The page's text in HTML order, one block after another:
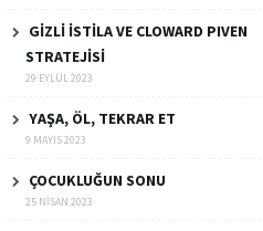
GİZLİ İSTİLA VE CLOWARD PIVEN
STRATEJİSİ
29 EYLÜL 2023
YAŞA, ÖL, TEKRAR ET
9 MAYIS 2023
ÇOCUKLUĞUN SONU
25 NISAN 2023